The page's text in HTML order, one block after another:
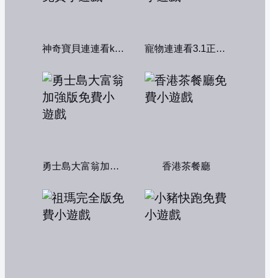
神奇寶貝連連看kawai版2004 寵物連連看3.1正式版
勇士島大富翁加強版 香港茶餐廳